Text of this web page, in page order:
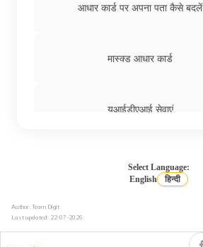
आधार कार्ड पर अपना पता कैसे बदलें
मास्क्ड आधार कार्ड
यूआईडीएआई सेवाएं
Select Language:
English
हिन्दी
Author: Team Digit
Last updated: 22-07-2026